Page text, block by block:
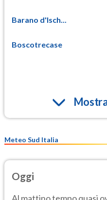
Barano d'Isch...
Boscotrecase
Meteo Sud Italia
Oggi
Al mattino tempo quasi